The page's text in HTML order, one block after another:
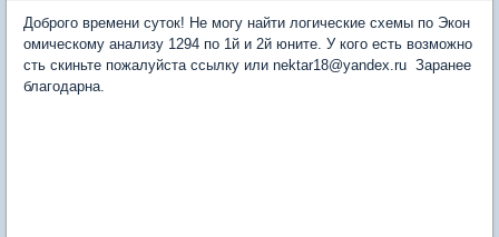
Доброго времени суток! Не могу найти логические схемы по Экон
омическому анализу 1294 по 1й и 2й юните. У кого есть возможно
сть скиньте пожалуйста ссылку или nektar18@yandex.ru Заранее
благодарна.